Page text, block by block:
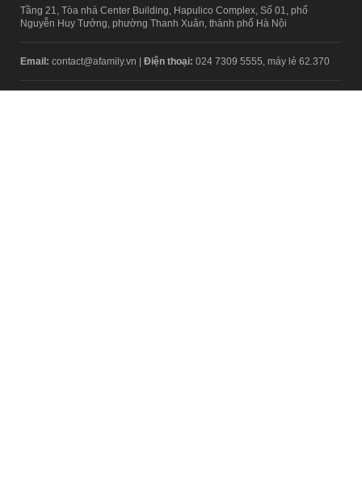
Tầng 21, Tòa nhà Center Building, Hapulico Complex, Số 01, phố
Nguyễn Huy Tưởng, phường Thanh Xuân, thành phố Hà Nội
Email: contact@afamily.vn | Điện thoại: 024 7309 5555, máy lẻ 62.370